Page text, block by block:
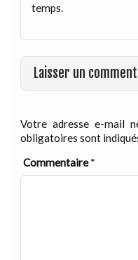
temps.
Laisser un
Votre adresse e-mail
obligatoires sont
Commentaire*